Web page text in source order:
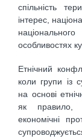
спільність
інтерес,
особливостях
Етнічний
коли групи із
на основі
як правило, є
економічні